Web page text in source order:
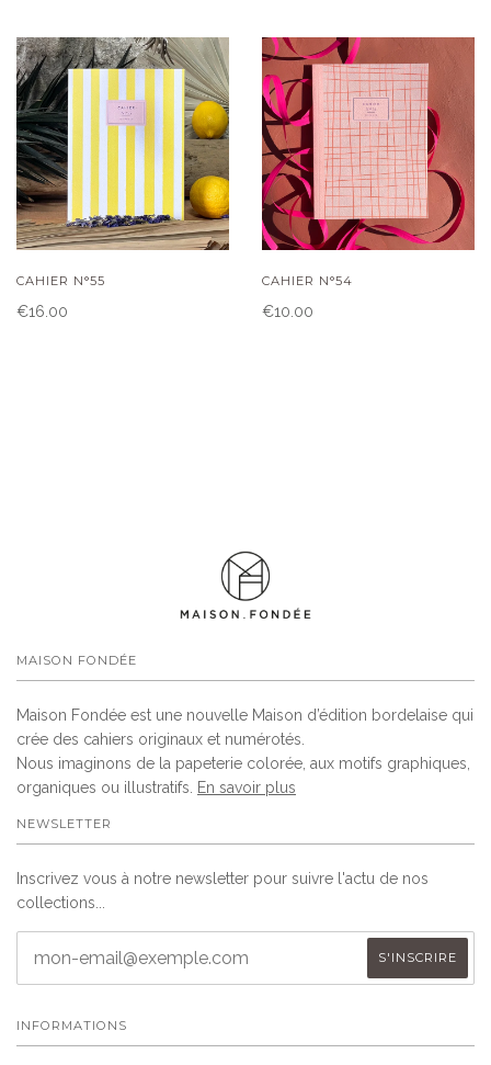
CAHIER N°55
€16.00
CAHIER N°54
€10.00
MAISON FONDÉE
Maison Fondée est une nouvelle Maison d’édition bordelaise qui
crée des cahiers originaux et numérotés.
Nous imaginons de la papeterie colorée, aux motifs graphiques,
organiques ou illustratifs.
En savoir plus
NEWSLETTER
Inscrivez vous à notre newsletter pour suivre l'actu de nos
collections...
INFORMATIONS